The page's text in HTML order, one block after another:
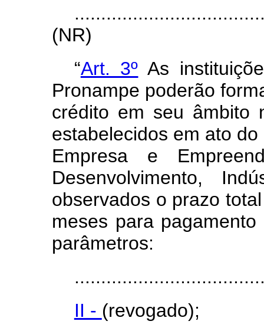
(NR)
“Art. 3º As
Pronampe poderão
crédito em seu âmbito
estabelecidos em ato
Empresa e
Desenvolvimento,
observados o prazo
meses para
parâmetros:
II - (revogado);